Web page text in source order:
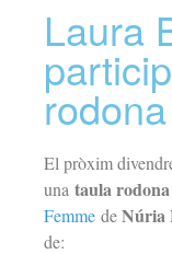
Laura
El pròxim
una taula rodona
Femme deNúria
de: